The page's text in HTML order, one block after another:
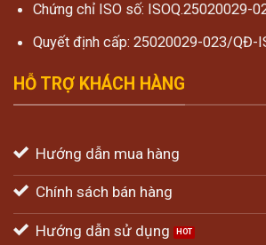
Chứng chỉ ISO số: ISOQ.25020029-
Quyết định cấp: 25020029-023/QĐ-
HỖ TRỢ KHÁCH HÀNG
Hướng dẫn mua hàng
Chính sách bán hàng
Hướng dẫn sử dụng